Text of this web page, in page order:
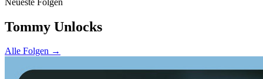
Tommy Unlocks
Alle Folgen →